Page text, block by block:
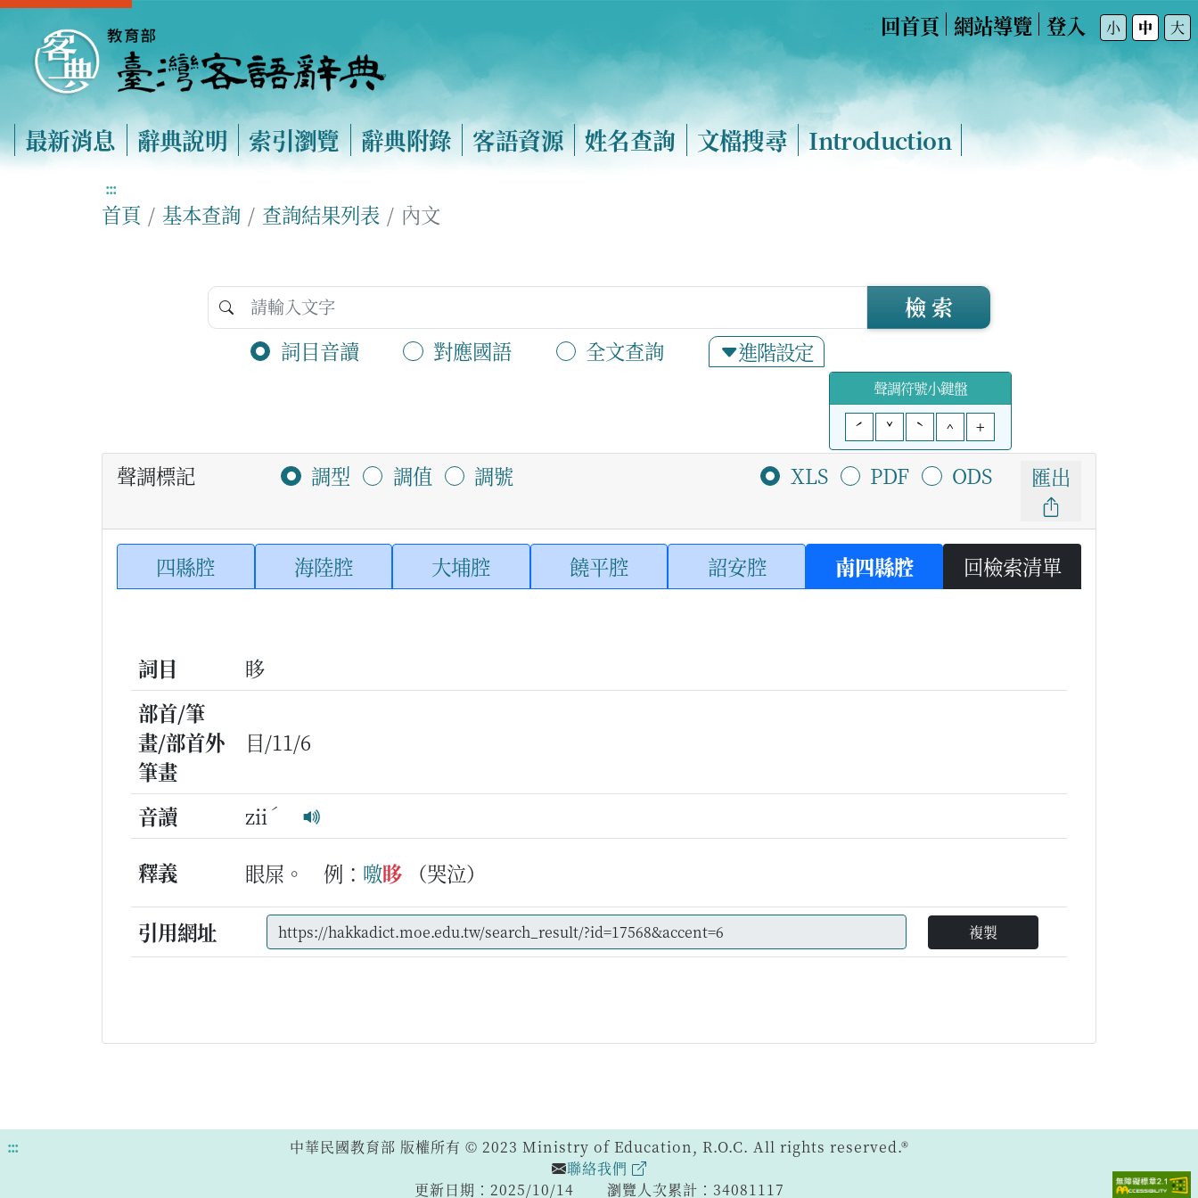
回首頁 網站導覽 登入 小 中 大
最新消息 辭典說明 索引瀏覽 辭典附錄 客語資源 姓名查詢 文檔搜尋 Introduction
:::
首頁 基本查詢 查詢結果列表 內文
詞目音讀 對應國語 全文查詢 進階設定
檢 索
聲調符號小鍵盤
ˊ
ˇ ˋ ^ +
聲調標記 調型 調值 調號 XLS PDF ODS 匯出
四縣腔 海陸腔 大埔腔 饒平腔 詔安腔 南四縣腔 回檢索清單
詞目
眵
部首/筆
畫/部首外
筆畫
目/11/6
音讀 zii ˊ
釋義 眼屎。 例： 噭眵 （哭泣）
引用網址 複製
:::
中華民國教育部 版權所有 © 2023 Ministry of Education, R.O.C. All rights reserved.®
聯絡我們
更新日期：2025/10/14
瀏覽人次累計：34081117